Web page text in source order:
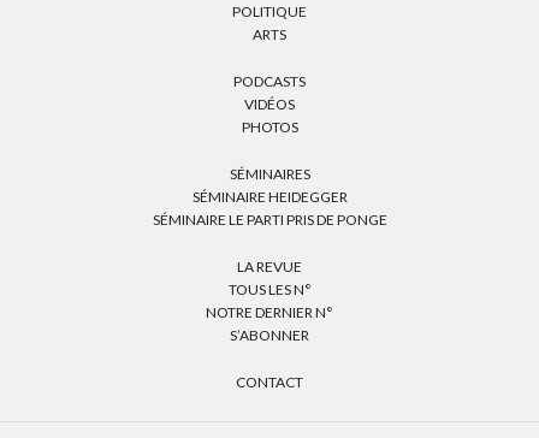
POLITIQUE
ARTS
PODCASTS
VIDÉOS
PHOTOS
SÉMINAIRES
SÉMINAIRE HEIDEGGER
SÉMINAIRE LE PARTI PRIS DE PONGE
LA REVUE
TOUS LES N°
NOTRE DERNIER N°
S’ABONNER
CONTACT